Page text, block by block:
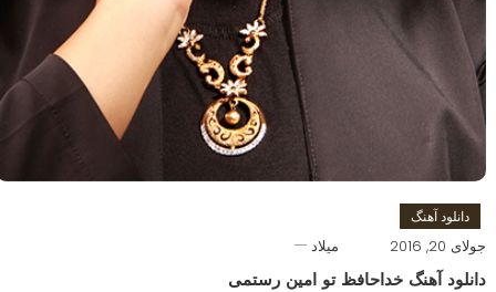
دانلود آهنگ
جولای 20, 2016 میلاد
دانلود آهنگ خداحافظ تو امین رستمی